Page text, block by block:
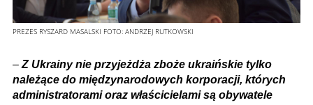
PREZES RYSZARD MASALSKI FOTO: ANDRZEJ RUTKOWSKI
– Z Ukrainy nie przyjeżdża zboże ukraińskie tylko
należące do międzynarodowych korporacji, których
administratorami oraz właścicielami są obywatele